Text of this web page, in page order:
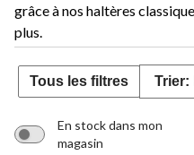
grâce à nos haltères
plus.
Tous les filtres Trier:
En stock dans mon
magasin